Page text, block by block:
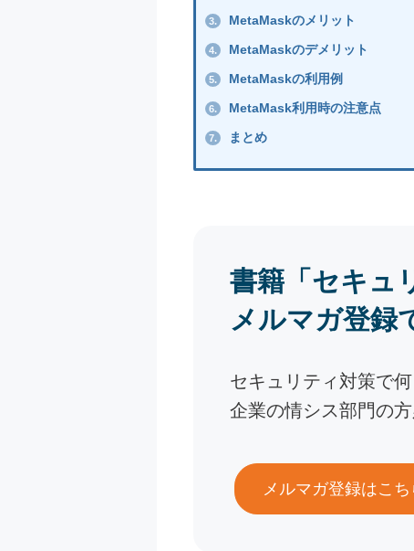
3. MetaMaskのメリット
4. MetaMaskのデメリット
5. MetaMaskの利用例
6. MetaMask利用時の注意点
7. まとめ
書籍「セキュ
メルマガ登録
セキュリティ対策で
企業の情シス部門の方
メルマガ登録はこち